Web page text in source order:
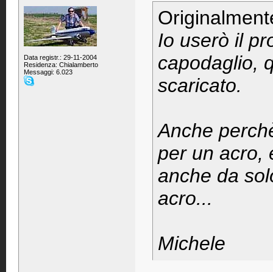
Data registr.: 29-11-2004
Residenza: Chialamberto
Messaggi: 6.023
Io userò il
capodaglio,
scaricato.
Anche
per un acro,
anche da
acro...
Michele